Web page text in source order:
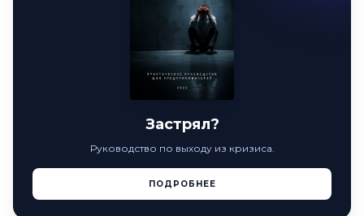
Застрял?
Руководство по выходу из кризиса.
ПОДРОБНЕЕ